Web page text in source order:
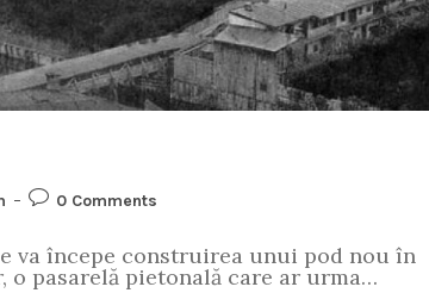
0 Comments
va începe construirea unui pod nou în
pasarelă pietonală care ar urma…